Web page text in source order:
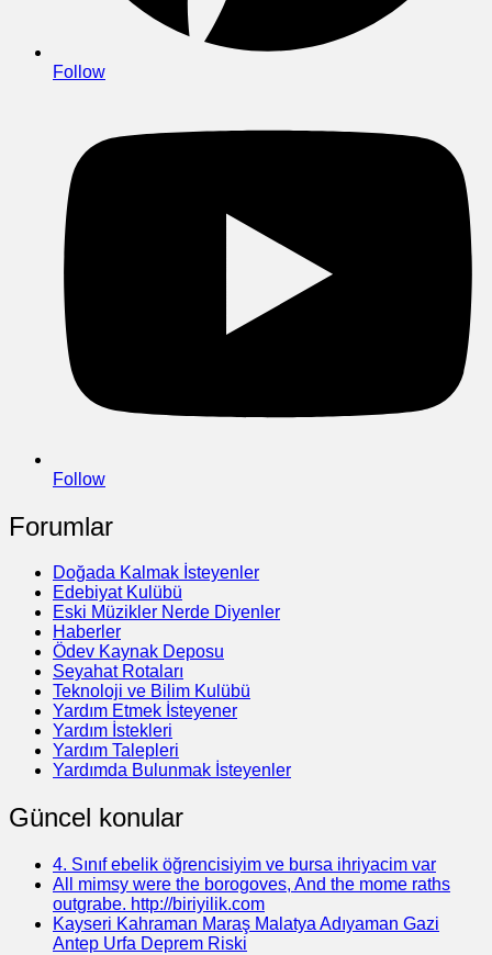
Follow
Follow
Forumlar
Doğada Kalmak İsteyenler
Edebiyat Kulübü
Eski Müzikler Nerde Diyenler
Haberler
Ödev Kaynak Deposu
Seyahat Rotaları
Teknoloji ve Bilim Kulübü
Yardım Etmek İsteyener
Yardım İstekleri
Yardım Talepleri
Yardımda Bulunmak İsteyenler
Güncel konular
4. Sınıf ebelik öğrencisiyim ve bursa ihriyacim var
All mimsy were the borogoves, And the mome raths
outgrabe. http://biriyilik.com
Kayseri Kahraman Maraş Malatya Adıyaman Gazi
Antep Urfa Deprem Riski